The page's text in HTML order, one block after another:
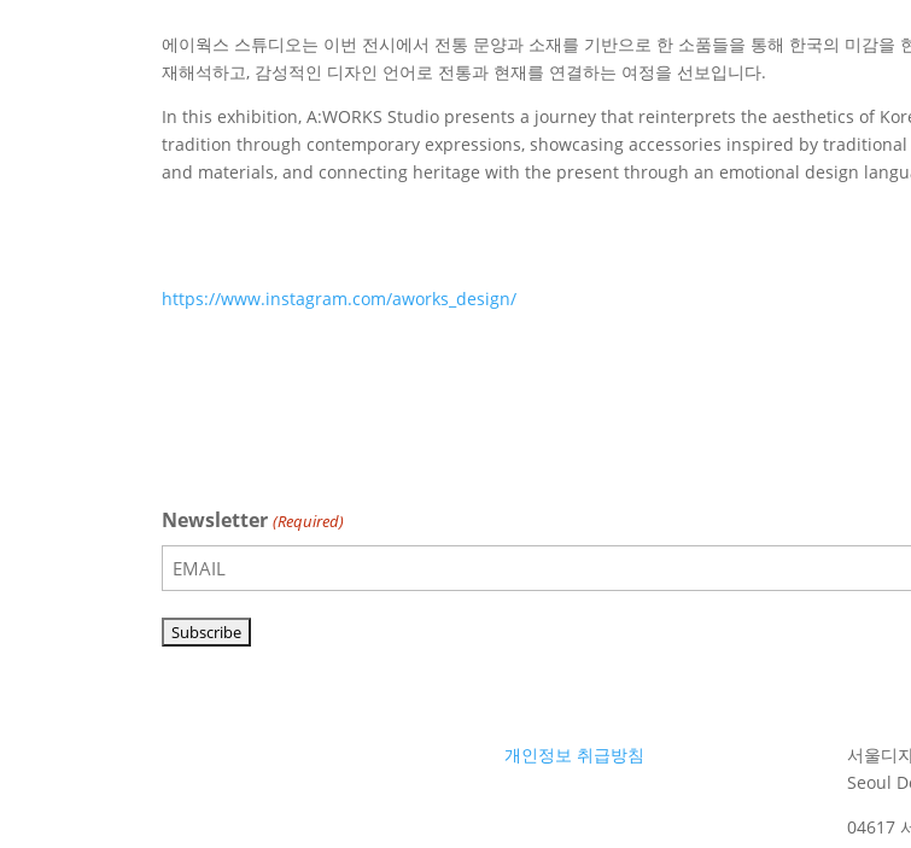
에이웍스 스튜디오는 이번 전시에서 전통 문양과 소재를 기반으로 한 소품들을 통해 한국의 미감을
재해석하고, 감성적인 디자인 언어로 전통과 현재를 연결하는 여정을 선보입니다.
In this exhibition, A:WORKS Studio presents a journey that reinterprets the aesthetics of
tradition through contemporary expressions, showcasing accessories inspired by
and materials, and connecting heritage with the present through an emotional design
https://www.instagram.com/aworks_design/
Newsletter (Required)
개인정보 취급방침
서울디
Seoul
04617